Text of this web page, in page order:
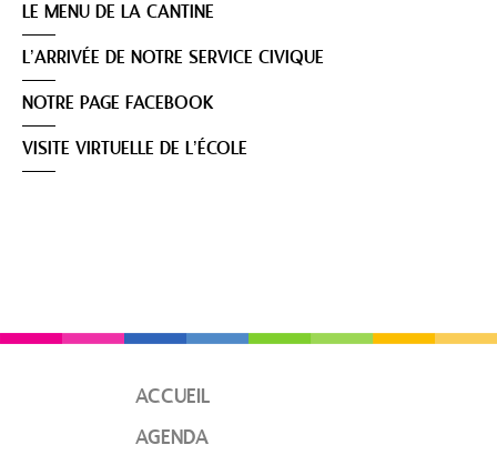
LE MENU DE LA CANTINE
L’ARRIVÉE DE NOTRE SERVICE CIVIQUE
NOTRE PAGE FACEBOOK
VISITE VIRTUELLE DE L’ÉCOLE
ACCUEIL
AGENDA